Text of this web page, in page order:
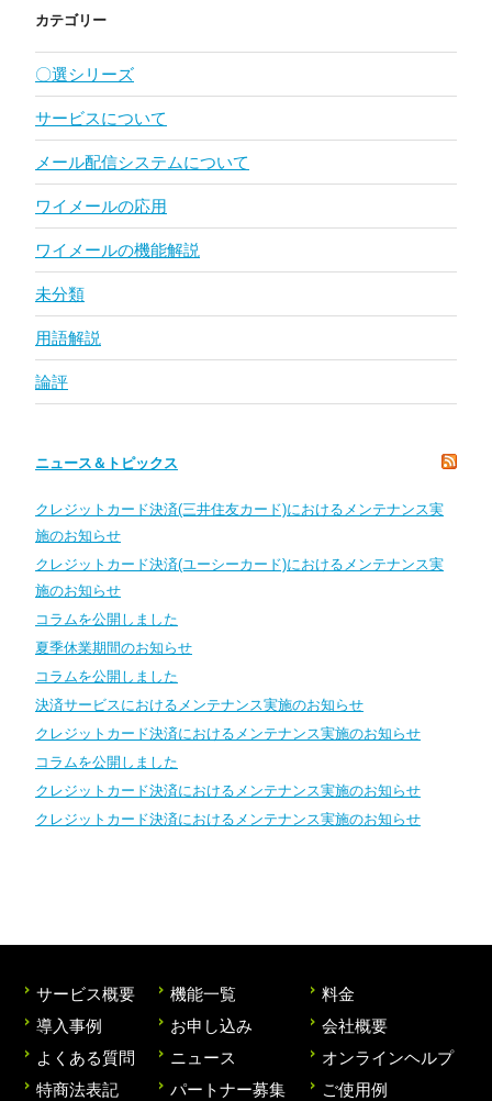
カテゴリー
〇選シリーズ
サービスについて
メール配信システムについて
ワイメールの応用
ワイメールの機能解説
未分類
用語解説
論評
ニュース＆トピックス
クレジットカード決済(三井住友カード)におけるメンテナンス実
施のお知らせ
クレジットカード決済(ユーシーカード)におけるメンテナンス実
施のお知らせ
コラムを公開しました
夏季休業期間のお知らせ
コラムを公開しました
決済サービスにおけるメンテナンス実施のお知らせ
クレジットカード決済におけるメンテナンス実施のお知らせ
コラムを公開しました
クレジットカード決済におけるメンテナンス実施のお知らせ
クレジットカード決済におけるメンテナンス実施のお知らせ
サービス概要
導入事例
よくある質問
特商法表記
機能一覧
お申し込み
ニュース
パートナー募集
料金
会社概要
オンラインヘルプ
ご使用例